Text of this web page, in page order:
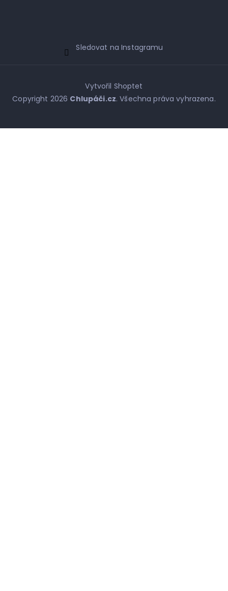
Sledovat na Instagramu
Vytvořil Shoptet
Copyright 2026 Chlupáči.cz. Všechna práva vyhrazena.